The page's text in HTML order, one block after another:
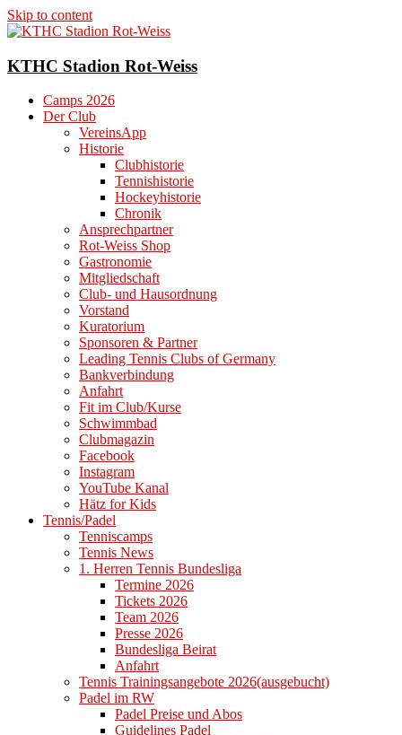
Skip to content
KTHC Stadion Rot-Weiss
Camps 2026
Der Club
VereinsApp
Historie
Clubhistorie
Tennishistorie
Hockeyhistorie
Chronik
Ansprechpartner
Rot-Weiss Shop
Gastronomie
Mitgliedschaft
Club- und Hausordnung
Vorstand
Kuratorium
Sponsoren & Partner
Leading Tennis Clubs of Germany
Bankverbindung
Anfahrt
Fit im Club/Kurse
Schwimmbad
Clubmagazin
Facebook
Instagram
YouTube Kanal
Hätz for Kids
Tennis/Padel
Tenniscamps
Tennis News
1. Herren Tennis Bundesliga
Termine 2026
Tickets 2026
Team 2026
Presse 2026
Bundesliga Beirat
Anfahrt
Tennis Trainingsangebote 2026(ausgebucht)
Padel im RW
Padel Preise und Abos
Guidelines Padel